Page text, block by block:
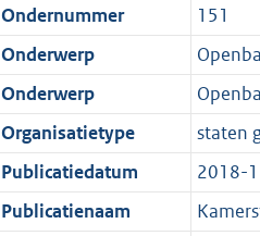
t
a
t
a
a
t
m
a
a
t
K
b
Ondernummer
151
Onderwerp
Onderwerp
Organisatietype
staten
Publicatiedatum
2018-
Publicatienaam